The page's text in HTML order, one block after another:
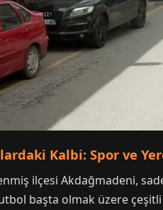
Kalbi: Spor ve
ilçesi Akdağmadeni,
başta olmak üzere